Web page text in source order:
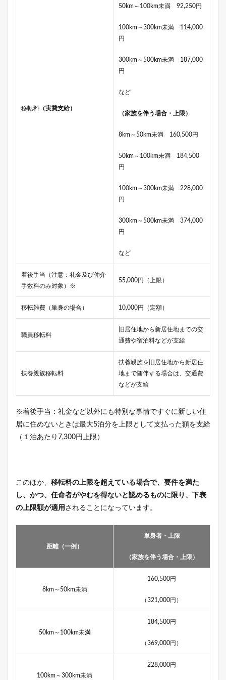
移転料 （実費支給）
50km～100km未満 92,250円
100km～300km未満 114,000
円
300km～500km未満 187,000
円
など
（家族を伴う場合・上限）
8km～50km未満 160,500円
50km～100km未満 184,500
円
100km～300km未満 228,000
円
300km～500km未満 374,000
円
など
着後手当（注意：礼金及び仲介
手数料のみ対象）※
55,000円（上限）
移転雑費（単身の場合） 10,000円（定額）
職員移転料
旧居住地から新居住地までの交
通費や宿泊料などが支給
扶養親族移転料
扶養親族を旧居住地から新居住
地まで随伴する場合は、交通費
などが支給
※着後手当：礼金など以外にも特別な事情ですぐに新しい住
居に住めないときは最大5泊分を上限として支払った額を支給
（１泊あたり7,300円上限）
このほか、 移転料の上限を超えている場合で、要件を満た
し、かつ、任命者がやむを得ないと認めるものに限り、下表
の上限額が適用 されることになっています。
距離（一例）
単身者・上限
（家族を伴う場合・上限）
8km～50km未満
160,500円
（321,000円）
50km～100km未満
184,500円
（369,000円）
100km～300km未満
228,000円